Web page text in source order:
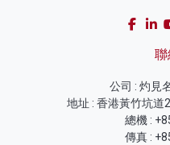
聯
公司 : 灼見
地址 : 香港黃竹坑
總機 :
傳真 :